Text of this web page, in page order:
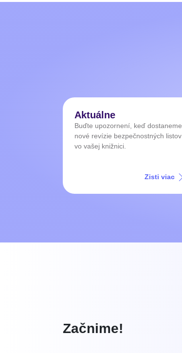
Aktuálne
Buďte upozornení, keď dostaneme
nové revízie bezpečnostných listov
vo vašej knižnici.
Zisti viac
Začnime!